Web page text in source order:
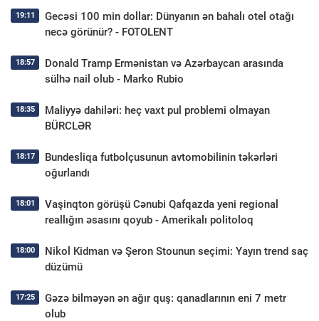
19:11
Gecəsi 100 min dollar: Dünyanın ən bahalı otel otağı
necə görünür? - FOTOLENT
18:57
Donald Tramp Ermənistan və Azərbaycan arasında
sülhə nail olub - Marko Rubio
18:35
Maliyyə dahiləri: heç vaxt pul problemi olmayan
BÜRCLƏR
18:17
Bundesliqa futbolçusunun avtomobilinin təkərləri
oğurlandı
18:01
Vaşinqton görüşü Cənubi Qafqazda yeni regional
reallığın əsasını qoyub - Amerikalı politoloq
18:00
Nikol Kidman və Şeron Stounun seçimi: Yayın trend saç
düzümü
17:25
Gəzə bilməyən ən ağır quş: qanadlarının eni 7 metr
olub